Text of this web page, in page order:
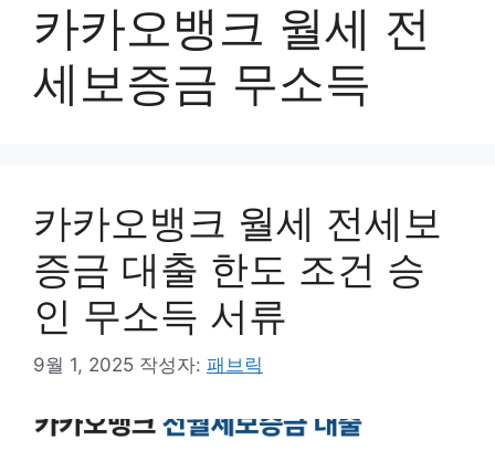
카카오뱅크 월세 전
세보증금 무소득
카카오뱅크 월세 전세보
증금 대출 한도 조건 승
인 무소득 서류
9월 1, 2025 작성자: 패브릭